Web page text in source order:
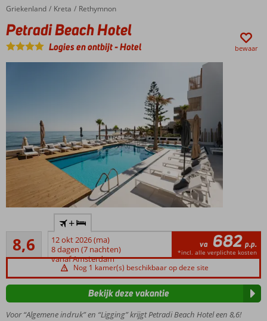
loopafstand
Inclusive
ook
Home
Griekenland Kreta Rethymnon
Petradi Beach Hotel
Petradi Beach Hotel
Logies en ontbijt-Hotel bewaar
hotel
Modern
én
klassiek
Grieks
Direct
8,6Aanrader
7
beoordelingen
+
12 okt 2026 (ma)
8 dagen (7 nachten)
vanaf Amsterdam
va 682 p.p.
*incl. alle verplichte kosten
Nog 1 kamer(s) beschikbaar op deze site
Voor “Algemene indruk” en “Ligging” krijgt Petradi Beach Hotel een 8,6!
Bekijk deze vakantie